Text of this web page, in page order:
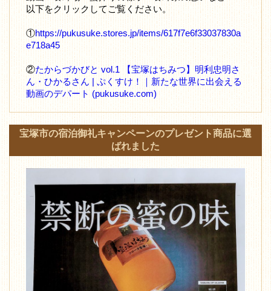
以下をクリックしてご覧ください。
①https://pukusuke.stores.jp/items/617f7e6f33037830a
e718a45
②たからづかびと vol.1 【宝塚はちみつ】明利忠明さ
ん・ひかるさん | ぷくすけ！｜新たな世界に出会える
動画のデパート (pukusuke.com)
宝塚市の宿泊御礼キャンペーンのプレゼント商品に選
ばれました